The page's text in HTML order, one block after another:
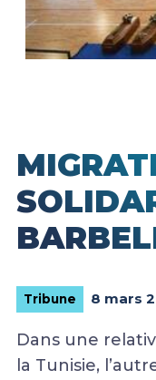
Tribune 8 mars
Dans une
la Tunisie,